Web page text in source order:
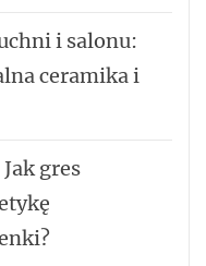
i salonu:
ceramika i
gres